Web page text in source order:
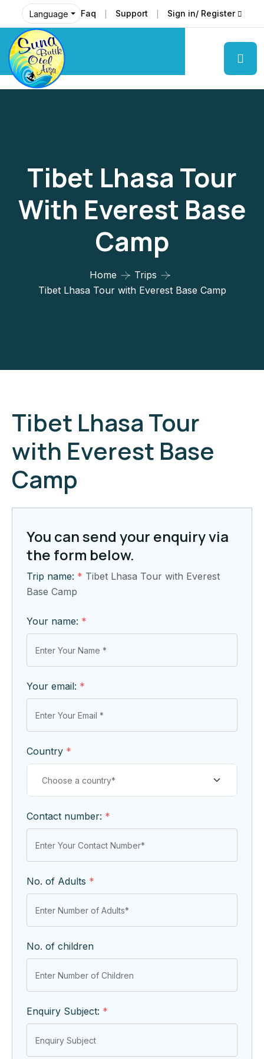
Language Faq Support Sign in/ Register
Tibet Lhasa Tour
With Everest Base
Camp
Home
Trips
Tibet Lhasa Tour with Everest Base Camp
Tibet Lhasa Tour
with Everest Base
Camp
You can send your enquiry via
the form below.
Trip name: * Tibet Lhasa Tour with Everest
Base Camp
Your name: *
Your email: *
Country *
Contact number: *
No. of Adults *
No. of children
Enquiry Subject: *